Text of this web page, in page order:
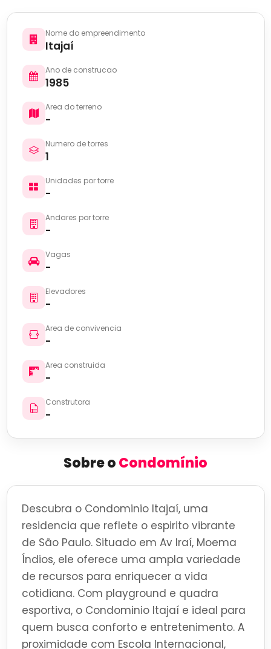
Nome do empreendimento
Itajaí
Ano de construcao
1985
Area do terreno
-
Numero de torres
1
Unidades por torre
-
Andares por torre
-
Vagas
-
Elevadores
-
Area de convivencia
-
Area construida
-
Construtora
-
Sobre oCondomínio
Descubra o Condominio Itajaí, uma
residencia que reflete o espirito vibrante
de São Paulo. Situado em Av Iraí, Moema
Índios, ele oferece uma ampla variedade
de recursos para enriquecer a vida
cotidiana. Com playground e quadra
esportiva, o Condominio Itajaí e ideal para
quem busca conforto e entretenimento. A
proximidade com Escola Internacional,